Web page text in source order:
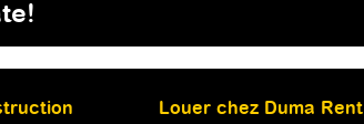
Louer chez Duma Rent